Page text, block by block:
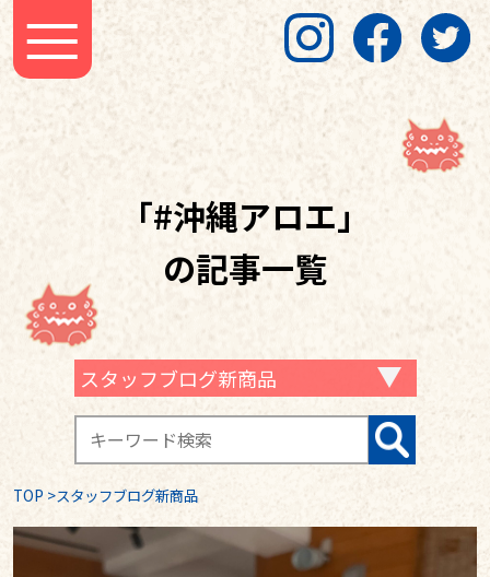
「#沖縄アロエ」
の記事一覧
スタッフブログ新商品
TOP >スタッフブログ新商品